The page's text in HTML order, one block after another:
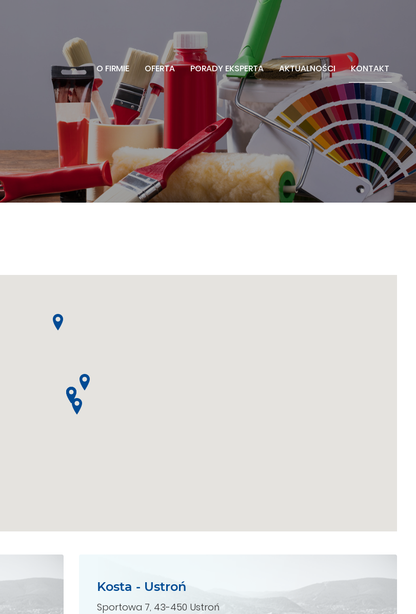
napisz: kosta@kosta.pl
O FIRMIE OFERTA PORADY EKSPERTA AKTUALNOŚCI KONTAKT
Kosta - Ustroń
Sportowa 7, 43-450 Ustroń